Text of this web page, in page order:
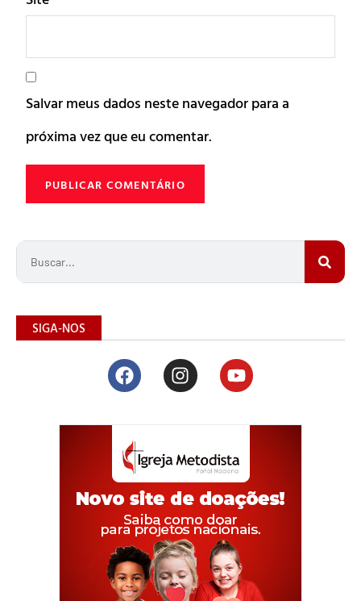
Salvar meus dados neste navegador para a
próxima vez que eu comentar.
SIGA-NOS